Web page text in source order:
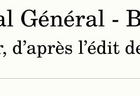
Général -
d’après l’édit